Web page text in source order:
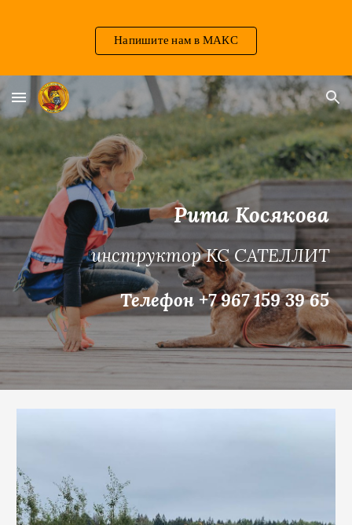
Skip to main content Skip to navigation
Напишите нам в МАКС
Рита Косякова
инструктор КС САТЕЛЛИТ
Телефон +7 967 159 39 65